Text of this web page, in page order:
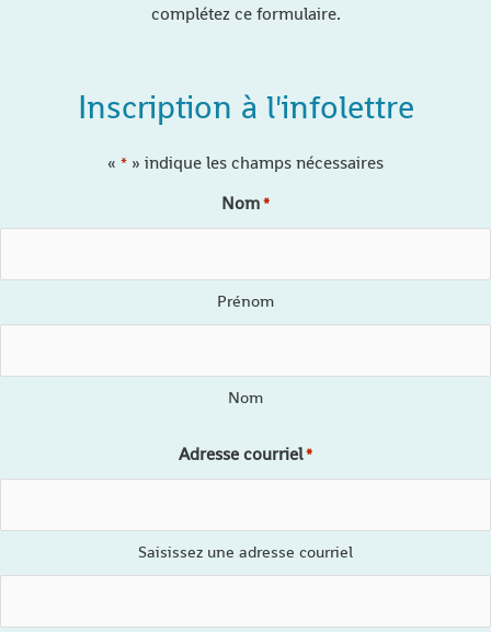
complétez ce formulaire.
Inscription à l'infolettre
« * » indique les champs nécessaires
Nom*
Prénom
Nom
Adresse courriel*
Saisissez une adresse courriel